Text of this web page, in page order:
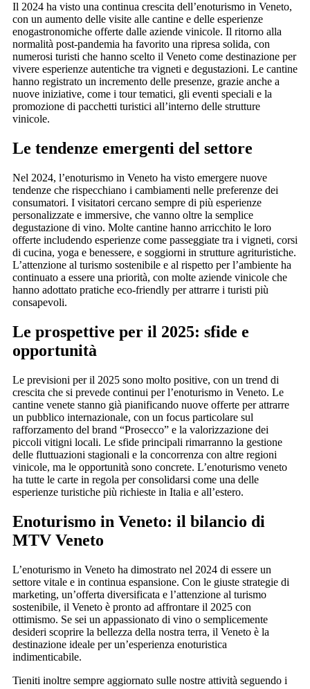
Il 2024 ha visto una continua crescita dell’enoturismo in Veneto,
con un aumento delle visite alle cantine e delle esperienze
enogastronomiche offerte dalle aziende vinicole. Il ritorno alla
normalità post-pandemia ha favorito una ripresa solida, con
numerosi turisti che hanno scelto il Veneto come destinazione per
vivere esperienze autentiche tra vigneti e degustazioni. Le cantine
hanno registrato un incremento delle presenze, grazie anche a
nuove iniziative, come i tour tematici, gli eventi speciali e la
promozione di pacchetti turistici all’interno delle strutture
vinicole.
Le tendenze emergenti del settore
Nel 2024, l’enoturismo in Veneto ha visto emergere nuove
tendenze che rispecchiano i cambiamenti nelle preferenze dei
consumatori. I visitatori cercano sempre di più esperienze
personalizzate e immersive, che vanno oltre la semplice
degustazione di vino. Molte cantine hanno arricchito le loro
offerte includendo esperienze come passeggiate tra i vigneti, corsi
di cucina, yoga e benessere, e soggiorni in strutture agrituristiche.
L’attenzione al turismo sostenibile e al rispetto per l’ambiente ha
continuato a essere una priorità, con molte aziende vinicole che
hanno adottato pratiche eco-friendly per attrarre i turisti più
consapevoli.
Le prospettive per il 2025: sfide e
opportunità
Le previsioni per il 2025 sono molto positive, con un trend di
crescita che si prevede continui per l’enoturismo in Veneto. Le
cantine venete stanno già pianificando nuove offerte per attrarre
un pubblico internazionale, con un focus particolare sul
rafforzamento del brand “Prosecco” e la valorizzazione dei
piccoli vitigni locali. Le sfide principali rimarranno la gestione
delle fluttuazioni stagionali e la concorrenza con altre regioni
vinicole, ma le opportunità sono concrete. L’enoturismo veneto
ha tutte le carte in regola per consolidarsi come una delle
esperienze turistiche più richieste in Italia e all’estero.
Enoturismo in Veneto: il bilancio di
MTV Veneto
L’enoturismo in Veneto ha dimostrato nel 2024 di essere un
settore vitale e in continua espansione. Con le giuste strategie di
marketing, un’offerta diversificata e l’attenzione al turismo
sostenibile, il Veneto è pronto ad affrontare il 2025 con
ottimismo. Se sei un appassionato di vino o semplicemente
desideri scoprire la bellezza della nostra terra, il Veneto è la
destinazione ideale per un’esperienza enoturistica
indimenticabile.
Tieniti inoltre sempre aggiornato sulle nostre attività seguendo i